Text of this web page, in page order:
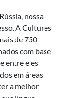
nossa
A Cultures
de 750
com base
entre eles
em áreas
a melhor